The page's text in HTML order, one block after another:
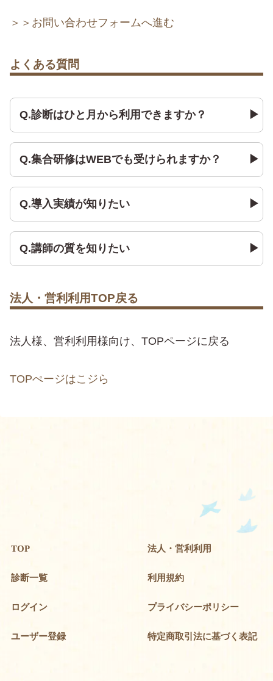
＞＞お問い合わせフォームへ進む
よくある質問
Q.診断はひと月から利用できますか？
Q.集合研修はWEBでも受けられますか？
Q.導入実績が知りたい
Q.講師の質を知りたい
法人・営利利用TOP戻る
法人様、営利利用様向け、TOPページに戻る
TOPぺージはこジら
TOP
診断一覧
ログイン
ユーザー登録
法人・営利利用
利用規約
プライバシーポリシー
特定商取引法に基づく表記